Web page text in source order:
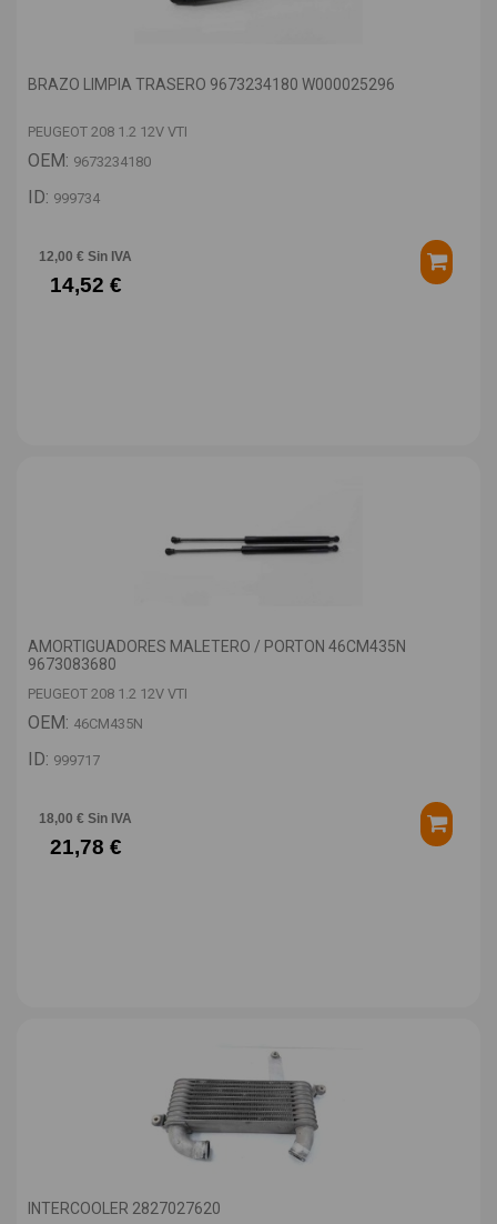
BRAZO LIMPIA TRASERO 9673234180 W000025296
PEUGEOT 208 1.2 12V VTI
OEM: 9673234180
ID: 999734
12,00 € Sin IVA
14,52 €
AMORTIGUADORES MALETERO / PORTON 46CM435N
9673083680
PEUGEOT 208 1.2 12V VTI
OEM: 46CM435N
ID: 999717
18,00 € Sin IVA
21,78 €
INTERCOOLER 2827027620